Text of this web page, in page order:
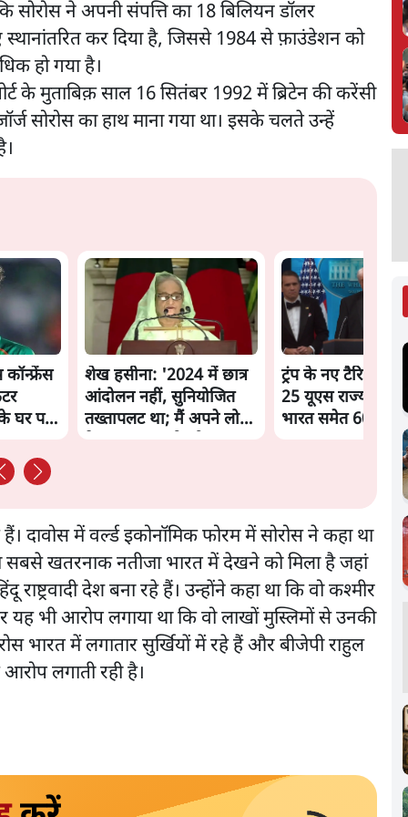
ने अपनी संपत्ति का 18 बिलियन डॉलर
कर दिया है, जिससे 1984 से फ़ाउंडेशन को
हो गया है।
के मुताबिक़ साल 16 सितंबर 1992 में ब्रिटेन की करेंसी
सोरोस का हाथ माना गया था। इसके चलते उन्हें
घर पर
शेख हसीना: '2024 में छात्र
आंदोलन नहीं, सुनियोजित
तख्तापलट था; मैं अपने लोगों
ट्रंप के नए टैरिफ के
25 यूएस राज्यों की
भारत समेत 60 देश
दावोस में वर्ल्ड इकोनॉमिक फोरम में सोरोस ने कहा था
सबसे खतरनाक नतीजा भारत में देखने को मिला है जहां
देश बना रहे हैं। उन्होंने कहा था कि वो कश्मीर
यह भी आरोप लगाया था कि वो लाखों मुस्लिमों से उनकी
भारत में लगातार सुर्खियों में रहे हैं और बीजेपी राहुल
लगाती रही है।